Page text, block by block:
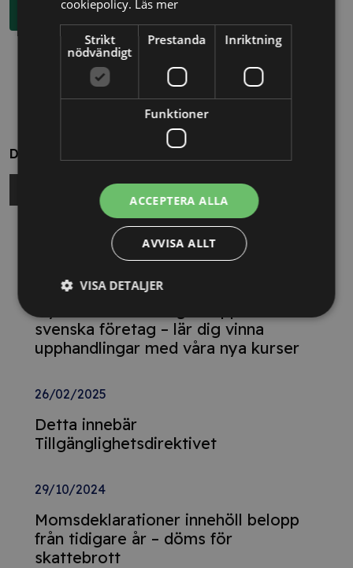
Boka rådgivning
Dela
Relaterade nyheter
13/10/2025
svenska företag – lär dig vinna
upphandlingar med våra nya kurser
26/02/2025
Detta innebär
Tillgänglighetsdirektivet
29/10/2024
Momsdeklarationer innehöll belopp
från tidigare år – döms för
skattebrott
cookiepolicy. Läs mer
Strikt
nödvändigt
Prestanda Inriktning
Funktioner
ACCEPTERA ALLA
AVVISA ALLT
VISA DETALJER